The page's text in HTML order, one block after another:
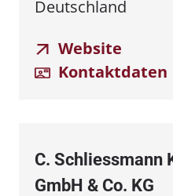
Deutschland
Website
Kontaktdaten
C. Schliessmann
GmbH & Co. KG